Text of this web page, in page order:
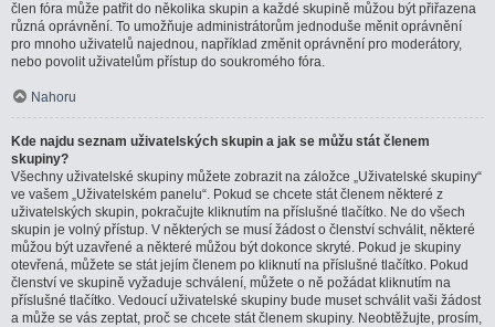
člen fóra může patřit do několika skupin a každé skupině můžou být přiřazena
různá oprávnění. To umožňuje administrátorům jednoduše měnit oprávnění
pro mnoho uživatelů najednou, například změnit oprávnění pro moderátory,
nebo povolit uživatelům přístup do soukromého fóra.
Nahoru
Kde najdu seznam uživatelských skupin a jak se můžu stát členem
skupiny?
Všechny uživatelské skupiny můžete zobrazit na záložce „Uživatelské skupiny“
ve vašem „Uživatelském panelu“. Pokud se chcete stát členem některé z
uživatelských skupin, pokračujte kliknutím na příslušné tlačítko. Ne do všech
skupin je volný přístup. V některých se musí žádost o členství schválit, některé
můžou být uzavřené a některé můžou být dokonce skryté. Pokud je skupiny
otevřená, můžete se stát jejím členem po kliknutí na příslušné tlačítko. Pokud
členství ve skupině vyžaduje schválení, můžete o ně požádat kliknutím na
příslušné tlačítko. Vedoucí uživatelské skupiny bude muset schválit vaši žádost
a může se vás zeptat, proč se chcete stát členem skupiny. Neobtěžujte, prosím,